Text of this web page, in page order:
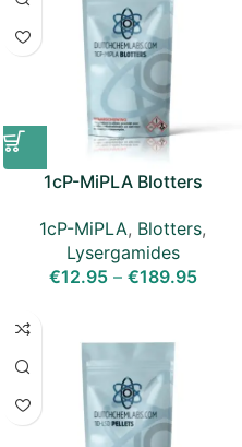
1cP-MiPLA Blotters
1cP-MiPLA, Blotters,
Lysergamides
€12.95 – €189.95